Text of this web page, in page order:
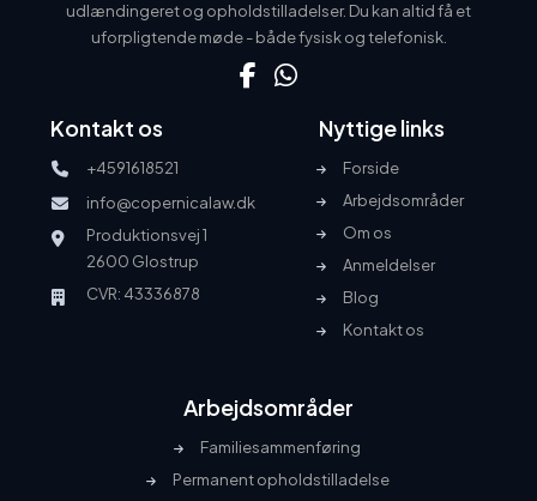
udlændingeret og opholdstilladelser. Du kan altid få et
uforpligtende møde - både fysisk og telefonisk.
Nyttige links
Forside
Arbejdsområder
Om os
Anmeldelser
Blog
Kontakt os
Arbejdsområder
Familiesammenføring
Permanent opholdstilladelse
Kontakt os
+4591618521
info@copernicalaw.dk
Produktionsvej 1
2600 Glostrup
CVR: 43336878